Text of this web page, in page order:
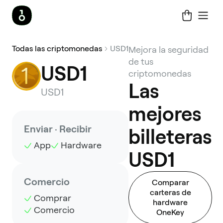
Todas las criptomonedas USD1
USD1
USD1
Enviar · Recibir
App Hardware
Comercio
Comprar
Comercio
Mejora la seguridad
de tus
criptomonedas
Las
mejores
billeteras
USD1
Comparar
carteras de
hardware
OneKey